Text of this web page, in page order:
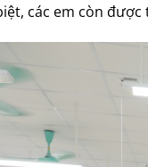
các em còn